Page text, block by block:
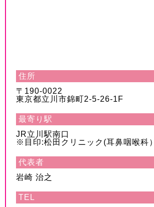
住所
〒190-0022
東京都立川市錦町2-5-26-1F
最寄り駅
JR立川駅南口
※目印:松田クリニック(耳鼻咽喉科）
代表者
岩崎 治之
TEL